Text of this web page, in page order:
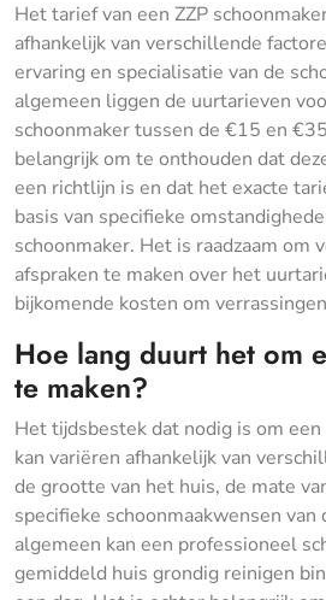
Het tarief van een ZZP
afhankelijk van verschillende
ervaring en specialisatie van de
algemeen liggen de uurtarieven
schoonmaker tussen de €15 en
belangrijk om te onthouden dat
een richtlijn is en dat het exacte
basis van specifieke
schoonmaker. Het is raadzaam om
afspraken te maken over het
bijkomende kosten om
Hoe lang duurt het om
te maken?
Het tijdsbestek dat nodig is om
kan variëren afhankelijk van
de grootte van het huis, de mate
specifieke schoonmaakwensen
algemeen kan een professioneel
gemiddeld huis grondig reinigen